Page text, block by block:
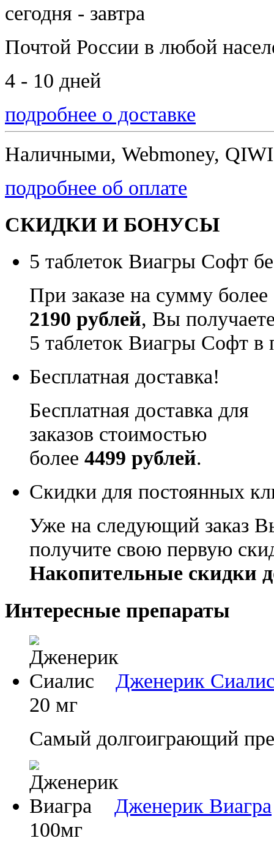
сегодня - завтра
Почтой России в любой
4 - 10 дней
подробнее о доставке
Наличными, Webmoney,
подробнее об оплате
СКИДКИ И БОНУСЫ
5 таблеток Виагры Софт
При заказе на сумму более
2190 рублей, Вы
5 таблеток Виагры Софт в
Бесплатная доставка!
Бесплатная доставка для
заказов стоимостью
более 4499 рублей.
Скидки для постоянных
Уже на следующий заказ
получите свою первую
Накопительные скидки
Интересные препараты
Дженерик
20 мг
Самый долгоиграющий
Дженерик Виагра
100мг